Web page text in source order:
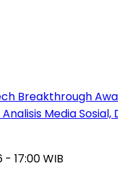
Breakthrough
Media Sosial,
- 17:00 WIB